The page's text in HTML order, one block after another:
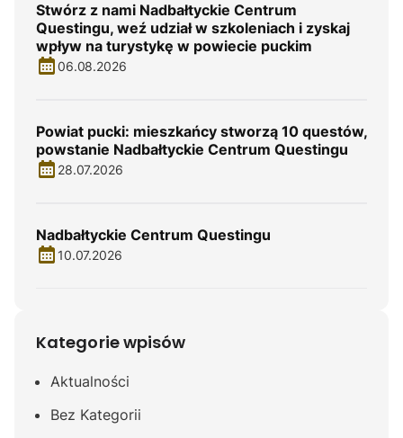
Stwórz z nami Nadbałtyckie Centrum
Questingu, weź udział w szkoleniach i zyskaj
wpływ na turystykę w powiecie puckim
06.08.2026
Powiat pucki: mieszkańcy stworzą 10 questów,
powstanie Nadbałtyckie Centrum Questingu
28.07.2026
Nadbałtyckie Centrum Questingu
10.07.2026
Kategorie wpisów
Aktualności
Bez Kategorii